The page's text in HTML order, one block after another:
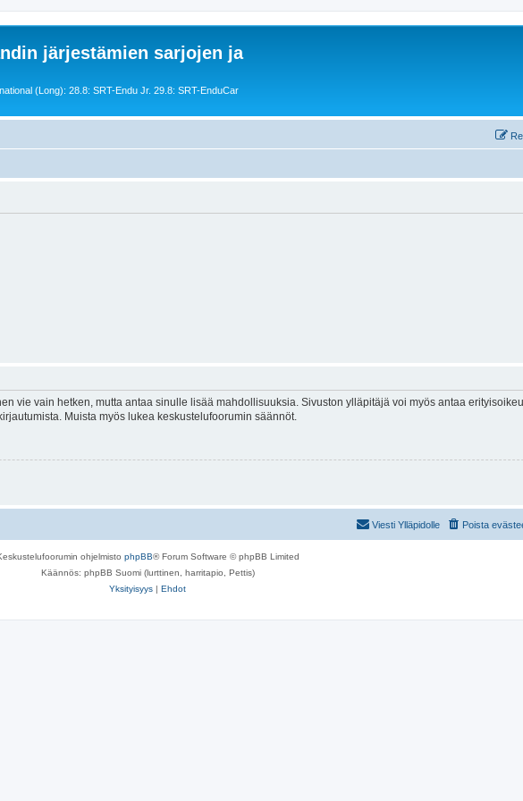
järjestämien sarjojen ja
(Long): 28.8: SRT-Endu Jr. 29.8: SRT-EnduCar
vie vain hetken, mutta antaa sinulle lisää mahdollisuuksia. Sivuston ylläpitäjä voi myös antaa
Muista myös lukea keskustelufoorumin säännöt.
Poista
Viesti Ylläpidolle
ohjelmisto phpBB® Forum Software © phpBB Limited
Käännös: phpBB Suomi (lurttinen, harritapio, Pettis)
Yksityisyys | Ehdot